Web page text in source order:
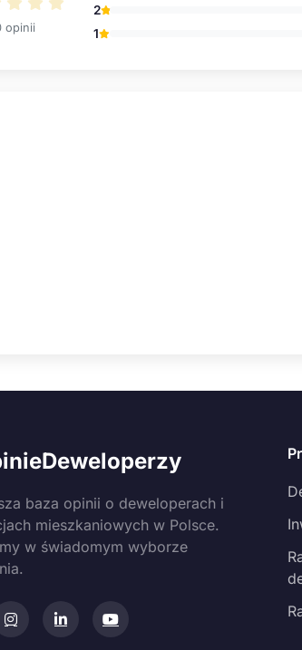
opinii
2
1
baza opinii o deweloperach i
mieszkaniowych w Polsce.
w świadomym wyborze